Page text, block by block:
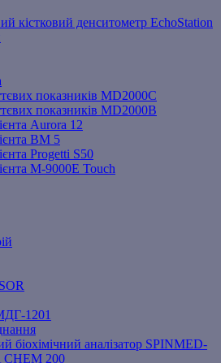
кістковий денситометр EchoStation
показників MD2000С
показників MD2000В
Aurora 12
BM 5
Progetti S50
M-9000E Touch
1201
біохімічний аналізатор SPINMED-
200